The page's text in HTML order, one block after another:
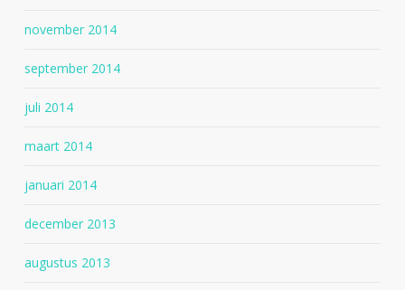
november 2014
september 2014
juli 2014
maart 2014
januari 2014
december 2013
augustus 2013